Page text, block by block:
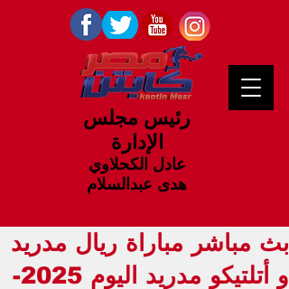
رئيس مجلس
الإدارة
عادل الكحلاوي
هدى عبدالسلام
بث مباشر مباراة ريال مدريد
و أتلتيكو مدريد اليوم 2025-